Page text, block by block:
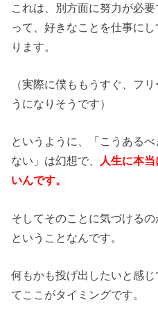
これは、別方面に努力が必
って、好きなことを仕事に
ります。
（実際に僕ももうすぐ、フ
うになりそうです）
というように、「こうある
ない」は幻想で、
人生に本
いんです。
そしてそのことに気づけるの
ということなんです。
何もかも投げ出したいと感
てここがタイミングです。